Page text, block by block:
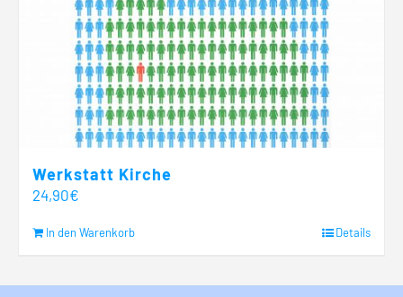
Werkstatt Kirche
24,90€
In den Warenkorb Details